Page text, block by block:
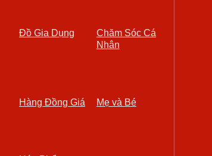
Đồ Gia Dụng
Chăm Sóc Cá
Nhân
Hàng Đồng Giá Mẹ và Bé